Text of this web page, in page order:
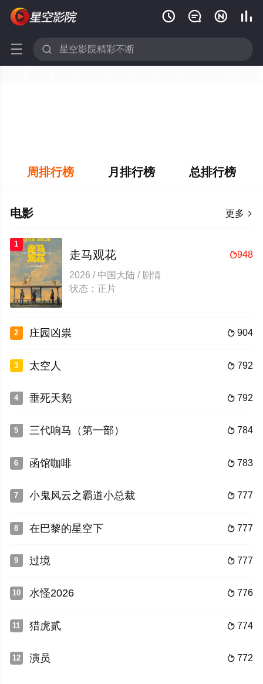
   
 
周排行榜 月排行榜 总排行榜
更多 
电影
1
948
走马观花
2026 / 中国大陆 / 剧情
状态：正片
2  904
庄园凶祟
3  792
太空人
4  792
垂死天鹅
5  784
三代响马（第一部）
6  783
函馆咖啡
7  777
小鬼风云之霸道小总裁
8  777
在巴黎的星空下
9  777
过境
10  776
水怪2026
11  774
猎虎贰
12  772
演员